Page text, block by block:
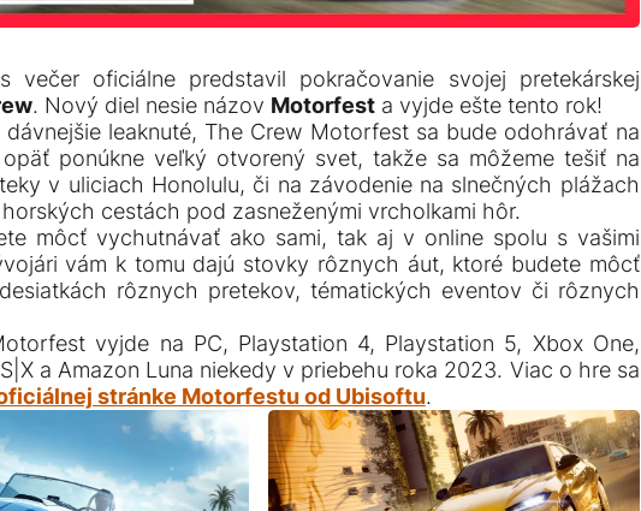
večer oficiálne predstavil pokračovanie svojej pretekárskej
. Nový diel nesie názov Motorfesta vyjde ešte tento rok!
leaknuté, The Crew Motorfest sa bude odohrávať na
opäť ponúkne veľký otvorený svet, takže sa môžeme tešiť na
v uliciach Honolulu, či na závodenie na slnečných plážach
cestách pod zasneženými vrcholkami hôr.
môcť vychutnávať ako sami, tak aj v online spolu s vašimi
vám k tomu dajú stovky rôznych áut, ktoré budete môcť
rôznych pretekov, tématických eventov či rôznych
vyjde na PC, Playstation 4, Playstation 5, Xbox One,
a Amazon Luna niekedy v priebehu roka 2023. Viac o hre sa
stránke Motorfestu od Ubisoftu.